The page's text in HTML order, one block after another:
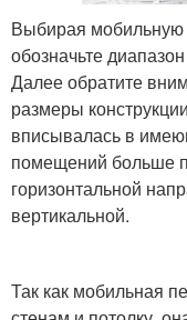
Выбирая мобильную
обозначьте
Далее обратите
размеры
вписывалась в
помещений больше
горизонтальной
вертикальной.
Так как мобильная